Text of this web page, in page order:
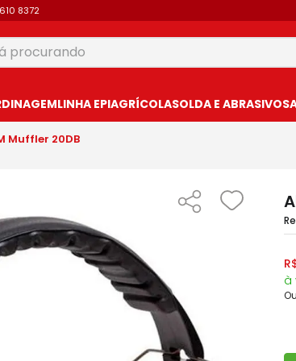
8372
LINHA EPIAGRÍCOLASOLDA E ABRASIVOS
Muffler 20DB
à
Ou